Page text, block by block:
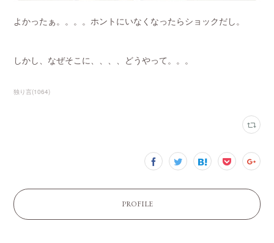
よかったぁ。。。。ホントにいなくなったらショックだし。
しかし、なぜそこに、、、、どうやって。。。
独り言(1064)
PROFILE